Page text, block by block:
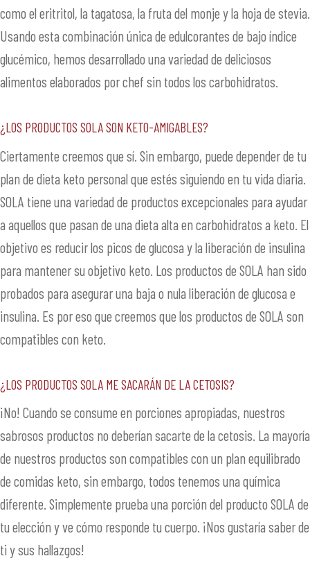
como el eritritol, la tagatosa, la fruta del monje y la hoja de stevia.
Usando esta combinación única de edulcorantes de bajo índice
glucémico, hemos desarrollado una variedad de deliciosos
alimentos elaborados por chef sin todos los carbohidratos.
¿Los productos SOLA son keto-amigables?
Ciertamente creemos que sí. Sin embargo, puede depender de tu
plan de dieta keto personal que estés siguiendo en tu vida diaria.
SOLA tiene una variedad de productos excepcionales para ayudar
a aquellos que pasan de una dieta alta en carbohidratos a keto. El
objetivo es reducir los picos de glucosa y la liberación de insulina
para mantener su objetivo keto. Los productos de SOLA han sido
probados para asegurar una baja o nula liberación de glucosa e
insulina. Es por eso que creemos que los productos de SOLA son
compatibles con keto.
¿Los productos SOLA me sacarán de la cetosis?
¡No! Cuando se consume en porciones apropiadas, nuestros
sabrosos productos no deberían sacarte de la cetosis. La mayoría
de nuestros productos son compatibles con un plan equilibrado
de comidas keto, sin embargo, todos tenemos una química
diferente. Simplemente prueba una porción del producto SOLA de
tu elección y ve cómo responde tu cuerpo. ¡Nos gustaría saber de
ti y sus hallazgos!